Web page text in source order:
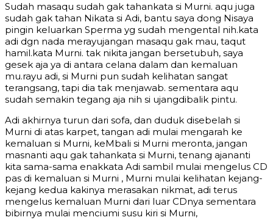
Sudah masaqu sudah gak tahankata si Murni. aqu juga
sudah gak tahan Nikata si Adi, bantu saya dong Nisaya
pingin keluarkan Sperma yg sudah mengental nih.kata
adi dgn nada merayujangan masaqu gak mau, taqut
hamil.kata Murni. tak nikita jangan bersetubuh, saya
gesek aja ya di antara celana dalam dan kemaluan
mu.rayu adi, si Murni pun sudah kelihatan sangat
terangsang, tapi dia tak menjawab. sementara aqu
sudah semakin tegang aja nih si ujangdibalik pintu.
Adi akhirnya turun dari sofa, dan duduk disebelah si
Murni di atas karpet, tangan adi mulai mengarah ke
kemaluan si Murni, keMbali si Murni meronta, jangan
masnanti aqu gak tahankata si Murni, tenang ajananti
kita sama-sama enakkata Adi sambil mulai mengelus CD
pas di kemaluan si Murni , Murni mulai kelihatan kejang-
kejang kedua kakinya merasakan nikmat, adi terus
mengelus kemaluan Murni dari luar CDnya sementara
bibirnya mulai menciumi susu kiri si Murni,